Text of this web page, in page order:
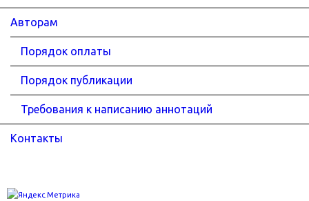
Авторам
Порядок оплаты
Порядок публикации
Требования к написанию аннотаций
Контакты